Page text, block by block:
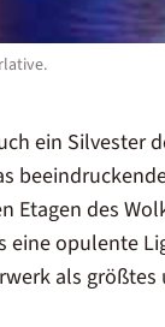
ein Silvester
Etagen des
opulente
als